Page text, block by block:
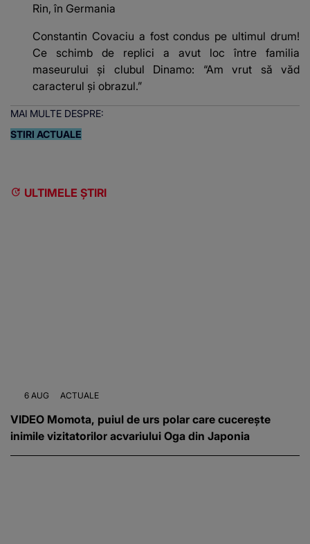
Rin, în Germania
Constantin Covaciu a fost condus pe ultimul drum!
Ce schimb de replici a avut loc între familia
maseurului și clubul Dinamo: “Am vrut să văd
caracterul și obrazul.”
MAI MULTE DESPRE:
STIRI ACTUALE
ULTIMELE ȘTIRI
6 AUG ACTUALE
VIDEO Momota, puiul de urs polar care cucerește
inimile vizitatorilor acvariului Oga din Japonia